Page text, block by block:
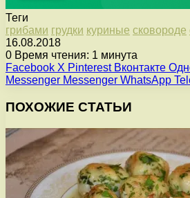
Теги
грибами грудки куриные сковороде
16.08.2018
0 Время чтения: 1 минута
Facebook X Pinterest Вконтакте
Messenger Messenger WhatsApp
ПОХОЖИЕ СТАТЬИ